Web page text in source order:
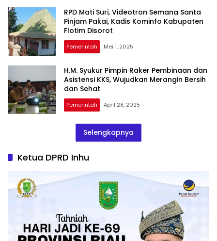
RPD Mati Suri, Videotron Semana Santa
Pinjam Pakai, Kadis Kominfo Kabupaten
Flotim Disorot
Pemerintah Mei 1, 2025
H.M. Syukur Pimpin Raker Pembinaan dan
Asistensi KKS, Wujudkan Merangin Bersih
dan Sehat
Pemerintah April 28, 2025
Selengkapnya
Ketua DPRD Inhu